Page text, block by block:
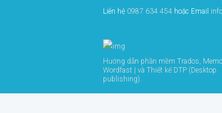
Liên hệ 0987 634 454 hoặc Email
Hướng dẫn phần mềm Trados,
Wordfast | và Thiết kế DTP (Desktop
publishing).